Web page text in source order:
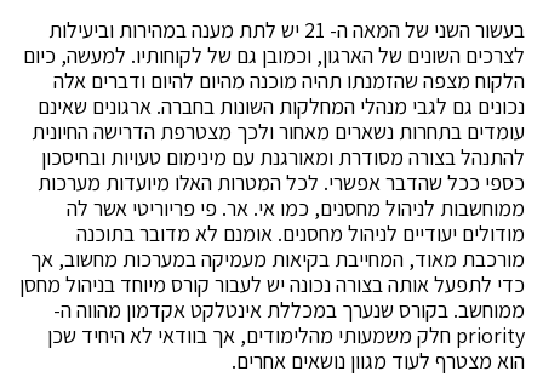
בעשור השני של המאה ה- 21 יש לתת מענה במהירות וביעילות
לצרכים השונים של הארגון, וכמובן גם של לקוחותיו. למעשה, כיום
הלקוח מצפה שהזמנתו תהיה מוכנה מהיום להיום ודברים אלה
נכונים גם לגבי מנהלי המחלקות השונות בחברה. ארגונים שאינם
עומדים בתחרות נשארים מאחור ולכך מצטרפת הדרישה החיונית
להתנהל בצורה מסודרת ומאורגנת עם מינימום טעויות ובחיסכון
כספי ככל שהדבר אפשרי. לכל המטרות האלו מיועדות מערכות
ממוחשבות לניהול מחסנים, כמו אי. אר. פי פריוריטי אשר לה
מודולים יעודיים לניהול מחסנים. אומנם לא מדובר בתוכנה
מורכבת מאוד, המחייבת בקיאות מעמיקה במערכות מחשוב, אך
כדי לתפעל אותה בצורה נכונה יש לעבור קורס מיוחד בניהול מחסן
ממוחשב. בקורס שנערך במכללת אינטלקט אקדמון מהווה ה-
priority חלק משמעותי מהלימודים, אך בוודאי לא היחיד שכן
הוא מצטרף לעוד מגוון נושאים אחרים.